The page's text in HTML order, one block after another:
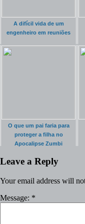
A difícil vida de um
engenheiro em reuniões
O que um pai faria para
proteger a filha no
Apocalipse Zumbi
Leave a Reply
Your email address will
Message: *